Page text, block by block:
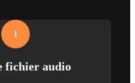
1
fichier audio